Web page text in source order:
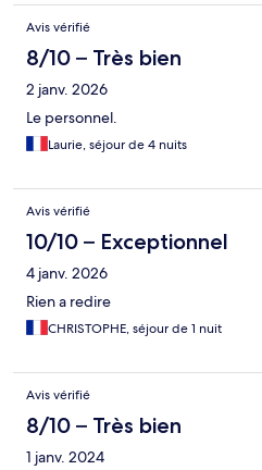
Avis vérifié
8/10 – Très bien
2 janv. 2026
Le personnel.
Laurie, séjour de 4 nuits
Avis vérifié
10/10 – Exceptionnel
4 janv. 2026
Rien a redire
CHRISTOPHE, séjour de 1 nuit
Avis vérifié
8/10 – Très bien
1 janv. 2024